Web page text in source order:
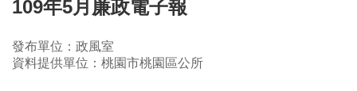
線
市
民
109年5月廉政電子報
發布單位：政風室
資料提供單位：桃園市桃園區公所